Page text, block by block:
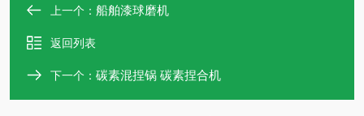
上一个： 船舶漆球磨机
返回列表
下一个： 碳素混捏锅 碳素捏合机